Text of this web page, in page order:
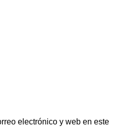
electrónico y web en este